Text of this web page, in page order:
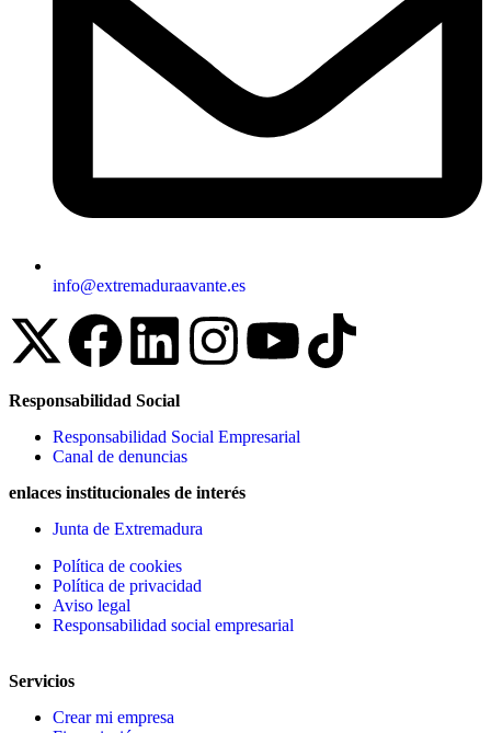
info@extremaduraavante.es
Responsabilidad Social
Responsabilidad Social Empresarial
Canal de denuncias
enlaces institucionales de interés
Junta de Extremadura
Política de cookies
Política de privacidad
Aviso legal
Responsabilidad social empresarial
Servicios
Crear mi empresa